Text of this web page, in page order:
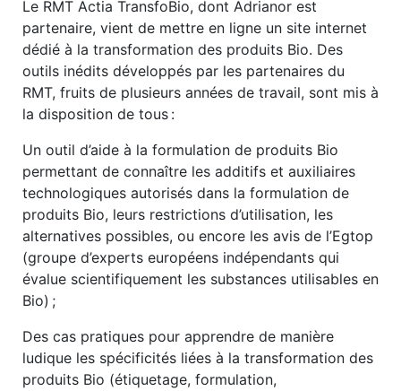
Le RMT Actia TransfoBio, dont Adrianor est
partenaire, vient de mettre en ligne un site internet
dédié à la transformation des produits Bio. Des
outils inédits développés par les partenaires du
RMT, fruits de plusieurs années de travail, sont mis à
la disposition de tous :
Un outil d’aide à la formulation de produits Bio
permettant de connaître les additifs et auxiliaires
technologiques autorisés dans la formulation de
produits Bio, leurs restrictions d’utilisation, les
alternatives possibles, ou encore les avis de l’Egtop
(groupe d’experts européens indépendants qui
évalue scientifiquement les substances utilisables en
Bio) ;
Des cas pratiques pour apprendre de manière
ludique les spécificités liées à la transformation des
produits Bio (étiquetage, formulation,